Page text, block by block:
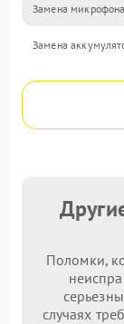
Замена микрофона
Замена
Поломки,
случаях